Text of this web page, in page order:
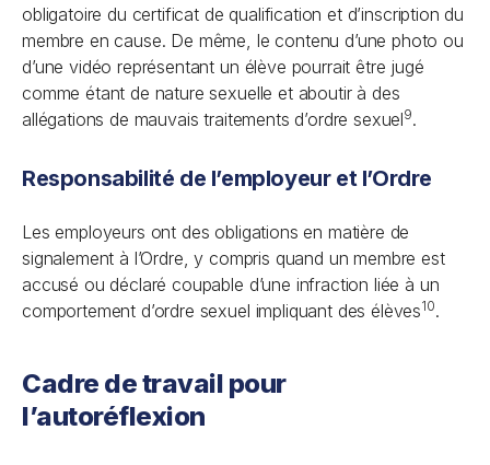
obligatoire du certificat de qualification et d’inscription du
membre en cause. De même, le contenu d’une photo ou
d’une vidéo représentant un élève pourrait être jugé
comme étant de nature sexuelle et aboutir à des
allégations de mauvais traitements d’ordre sexuel9.
Responsabilité de l’employeur et l’Ordre
Les employeurs ont des obligations en matière de
signalement à l’Ordre, y compris quand un membre est
accusé ou déclaré coupable d’une infraction liée à un
comportement d’ordre sexuel impliquant des élèves10.
Cadre de travail pour
l’autoréflexion